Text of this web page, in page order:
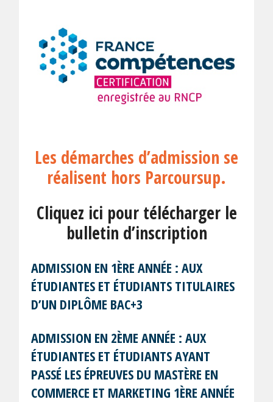
Les démarches d’admission se
réalisent hors Parcoursup.
Cliquez ici pour télécharger le
bulletin d’inscription
ADMISSION EN 1ÈRE ANNÉE : AUX
ÉTUDIANTES ET ÉTUDIANTS TITULAIRES
D’UN DIPLÔME BAC+3
ADMISSION EN 2ÈME ANNÉE : AUX
ÉTUDIANTES ET ÉTUDIANTS AYANT
PASSÉ LES ÉPREUVES DU MASTÈRE EN
COMMERCE ET MARKETING 1ÈRE ANNÉE